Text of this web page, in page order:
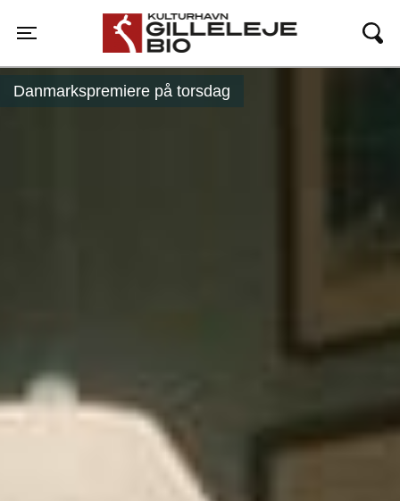
Toggle navigation
Gilleleje Bio
Danmarkspremiere på torsdag